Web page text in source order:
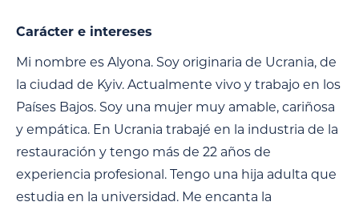
Carácter e intereses
Mi nombre es Alyona. Soy originaria de Ucrania, de
la ciudad de Kyiv. Actualmente vivo y trabajo en los
Países Bajos. Soy una mujer muy amable, cariñosa
y empática. En Ucrania trabajé en la industria de la
restauración y tengo más de 22 años de
experiencia profesional. Tengo una hija adulta que
estudia en la universidad. Me encanta la